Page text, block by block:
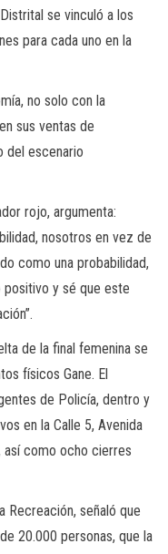
se vinculó a los
para cada uno en la
no solo con la
sus ventas de
del escenario
rojo, argumenta:
nosotros en vez de
como una probabilidad,
positivo y sé que este
de la final femenina se
físicos Gane. El
de Policía, dentro y
en la Calle 5, Avenida
así como ocho cierres
Recreación, señaló que
20.000 personas, que la